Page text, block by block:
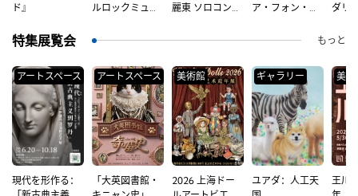
ド』
ルロックミュー
ーゾフの兄弟』
麗東 ソロコンサ
ア・フォン・ウ
ハンド』ベスト
ダリ
特集展覧会 もっと
現代を形作る：
アートスペース
「大英図書館・
アートスペース
2026 上海ドー
美術館
ユアダ：人工天
ギャラリー
王川
美術